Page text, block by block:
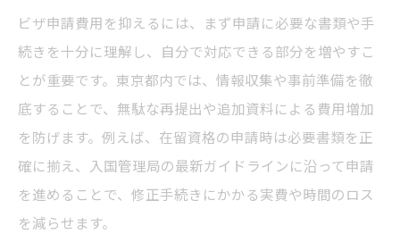
ビザ申請費用を抑えるには、まず申請に必要な書類や手
続きを十分に理解し、自分で対応できる部分を増やすこ
とが重要です。東京都内では、情報収集や事前準備を徹
底することで、無駄な再提出や追加資料による費用増加
を防げます。例えば、在留資格の申請時は必要書類を正
確に揃え、入国管理局の最新ガイドラインに沿って申請
を進めることで、修正手続きにかかる実費や時間のロス
を減らせます。